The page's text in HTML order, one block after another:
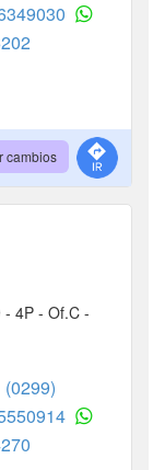
cambios
4P - Of.C -
(0299)